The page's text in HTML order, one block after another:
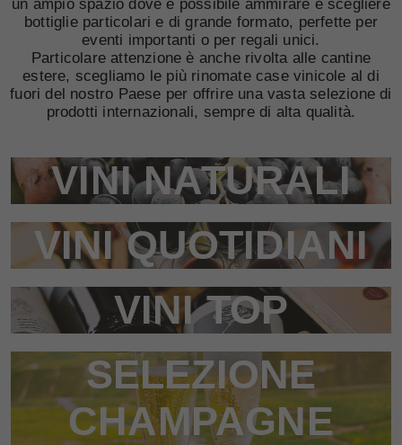
un ampio spazio dove è possibile ammirare e scegliere
bottiglie particolari e di grande formato, perfette per
eventi importanti o per regali unici.
Particolare attenzione è anche rivolta alle cantine
estere, scegliamo le più rinomate case vinicole al di
fuori del nostro Paese per offrire una vasta selezione di
prodotti internazionali, sempre di alta qualità.
VINI NATURALI
VINI QUOTIDIANI
VINI TOP
SELEZIONE
CHAMPAGNE